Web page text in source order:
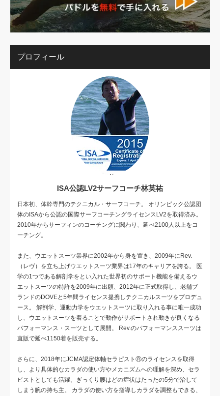
プロフィール
ISA公認LV2サーフコーチ林英祐
日本初、体幹専門のテクニカル・サーフコーチ。 オリンピック公認団
体のISAから公認の国際サーフコーチングライセンスLV2を取得済み。
2010年からサーフィンのコーチングに関わり、延べ2100人以上をコ
ーチング。
また、ウエットスーツ業界に2002年から身を置き、2009年にRev.
（レヴ）を立ち上げウエットスーツ業界は17年のキャリアを誇る。 医
学の1つである解剖学をとい入れた世界初のサポート機能を備えるウ
エットスーツの特許を2009年に出願、2012年に正式取得し、老舗ブ
ランドのDOVEと5年間ライセンス提携しテクニカルスーツをプロデュ
ース。 解剖学、運動力学をウエットスーツに取り入れる事に唯一成功
し、ウエットスーツを着ることで動作がサポートされ動きが良くなる
パフォーマンス・スーツとして展開。 Rev.のパフォーマンススーツは
直販で延べ1150着を販売する。
さらに、2018年にJCMA認定体軸セラピストⓇのライセンスを取得
し、より具体的なカラダの使い方やメカニズムへの理解を深め、セラ
ピストとしても活躍。ぎっくり腰はどの症状はたったの5分で治して
しまう腕の持ち主。 カラダの使い方を指導しカラダを調整もできる、